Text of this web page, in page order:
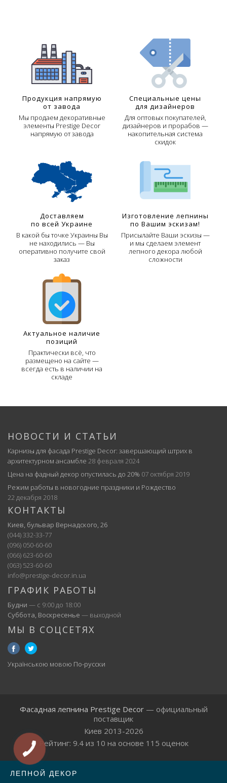
Продукция напрямую
от завода
Мы продаем декоративные
элементы Prestige Decor
напрямую от завода
Специальные цены
для дизайнеров
Для оптовых покупателей,
дизайнеров и прорабов —
накопительная система
скидок
Доставляем
по всей Украине
В какой бы точке Украины Вы
не находились — Вы
оперативно получите свой
заказ
Изготовление лепнины
по Вашим эскизам!
Присылайте Ваши эскизы —
и мы сделаем элемент
лепного декора любой
сложности
Актуальное наличие
позиций
Практически всё, что
размещено на сайте —
всегда есть в наличии на
складе
НОВОСТИ И СТАТЬИ
Карнизы для фасада Prestige Decor: завершающий штрих в
архитектурном ансамбле 28 февраля 2024
Цена на фадный декор опустилась до 20% 07 октября 2019
Режим работы в новогодние праздники и Рождество
22 декабря 2018
КОНТАКТЫ
Киев, бульвар Вернадского, 26
(044) 332-33-77
(096) 050-60-60
(066) 623-60-60
(063) 523-60-60
info@prestige-decor.in.ua
ГРАФИК РАБОТЫ
Будни — с 9:00 до 18:00
Суббота, Воскресенье — выходной
МЫ В СОЦСЕТЯХ
Українською мовою По-русски
Фасадная лепнина Prestige Decor— официальный
поставщик
Киев 2013-2026
Рейтинг: 9.4из 10 на основе 115 оценок
ЛЕПНОЙ ДЕКОР